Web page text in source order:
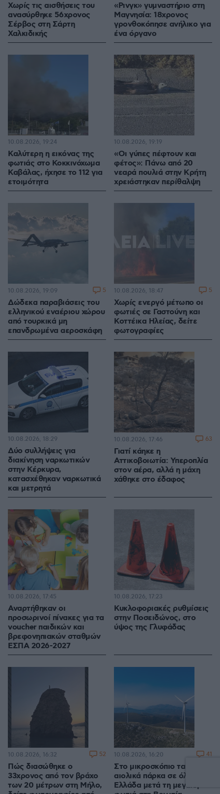
Χωρίς τις αισθήσεις του
ανασύρθηκε 56χρονος
Σέρβος στη Σάρτη
Χαλκιδικής
«Ρινγκ» γυμναστήριο στη
Μαγνησία: 18χρονος
γρονθοκόπησε ανήλικο για
ένα όργανο
Καλύτερη η εικόνας της
φωτιάς στο Κοκκινόχωμα
Καβάλας, ήχησε το 112 για
ετοιμότητα
10.08.2026, 19:24
«Οι γύπες πέφτουν και
φέτος»: Πάνω από 20
νεαρά πουλιά στην Κρήτη
χρειάστηκαν περίθαλψη
10.08.2026, 19:19
Δώδεκα παραβιάσεις του
ελληνικού εναέριου χώρου
από τουρκικά μη
επανδρωμένα αεροσκάφη
10.08.2026, 19:09 5
Χωρίς ενεργό μέτωπο οι
φωτιές σε Γαστούνη και
Κοττέικα Ηλείας, δείτε
φωτογραφίες
10.08.2026, 18:47 5
Δύο συλλήψεις για
διακίνηση ναρκωτικών
στην Κέρκυρα,
κατασχέθηκαν ναρκωτικά
και μετρητά
10.08.2026, 18:29
Γιατί κάηκε η
Αττικοβοιωτία: Υπεροπλία
στον αέρα, αλλά η μάχη
χάθηκε στο έδαφος
10.08.2026, 17:46 63
Αναρτήθηκαν οι
προσωρινοί πίνακες για τα
voucher παιδικών και
βρεφονηπιακών σταθμών
ΕΣΠΑ 2026-2027
10.08.2026, 17:45
Κυκλοφοριακές ρυθμίσεις
στην Ποσειδώνος, στο
ύψος της Γλυφάδας
10.08.2026, 17:23
Πώς διασώθηκε ο
33χρονος από τον βράχο
των 20 μέτρων στη Μήλο,
10.08.2026, 16:32 52
Στο μικροσκόπιο τα
αιολικά πάρκα σε όλη την
Ελλάδα μετά τη μεγάλη
10.08.2026, 16:20 41